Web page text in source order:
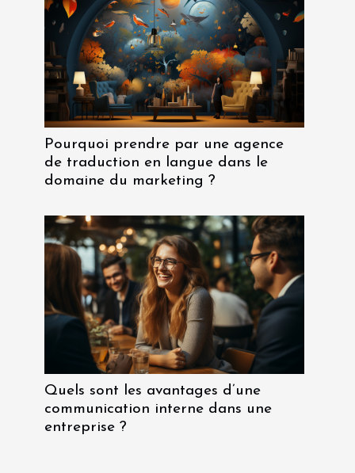
Pourquoi prendre par une agence
de traduction en langue dans le
domaine du marketing ?
Quels sont les avantages d’une
communication interne dans une
entreprise ?